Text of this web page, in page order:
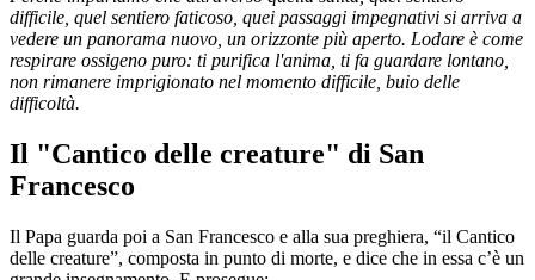
difficile, quel sentiero faticoso, quei passaggi impegnativi si arriva a
vedere un panorama nuovo, un orizzonte più aperto. Lodare è come
respirare ossigeno puro: ti purifica l'anima, ti fa guardare lontano,
non rimanere imprigionato nel momento difficile, buio delle
difficoltà.
Il "Cantico delle creature" di San
Francesco
Il Papa guarda poi a San Francesco e alla sua preghiera, “il Cantico
delle creature”, composta in punto di morte, e dice che in essa c’è un